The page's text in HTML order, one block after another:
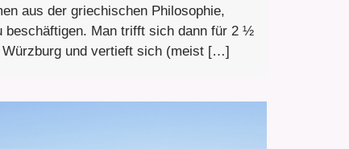
aus der griechischen Philosophie,
beschäftigen. Man trifft sich dann für 2 ½
Würzburg und vertieft sich (meist […]